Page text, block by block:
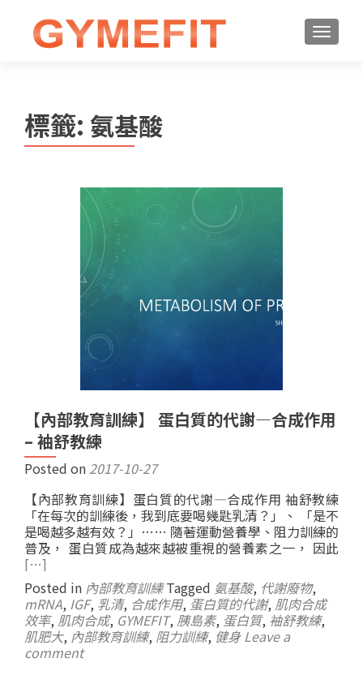
標籤: 氨基酸
【內部教育訓練】 蛋白質的代謝—合成作用
– 袖舒教練
Posted on 2017-10-27
【內部教育訓練】蛋白質的代謝—合成作用 袖舒教練
「在每次的訓練後，我到底要喝幾匙乳清？」、 「是不
是喝越多越有效？」…… 隨著運動營養學、阻力訓練的
普及， 蛋白質成為越來越被重視的營養素之一， 因此
[…]
Posted in 內部教育訓練 Tagged 氨基酸, 代謝廢物,
mRNA, IGF, 乳清, 合成作用, 蛋白質的代謝, 肌肉合成
效率, 肌肉合成, GYMEFIT, 胰島素, 蛋白質, 袖舒教練,
肌肥大, 內部教育訓練, 阻力訓練, 健身 Leave a
comment